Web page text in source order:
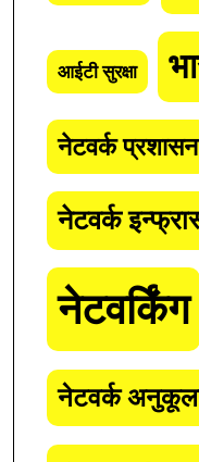
आईटी सुरक्षा
नेटवर्क प्रशासन
नेटवर्क
नेटवर्किंग
नेटवर्क